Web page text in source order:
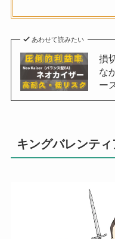
あわせて読みたい
損
な
ー
キングバレンティ